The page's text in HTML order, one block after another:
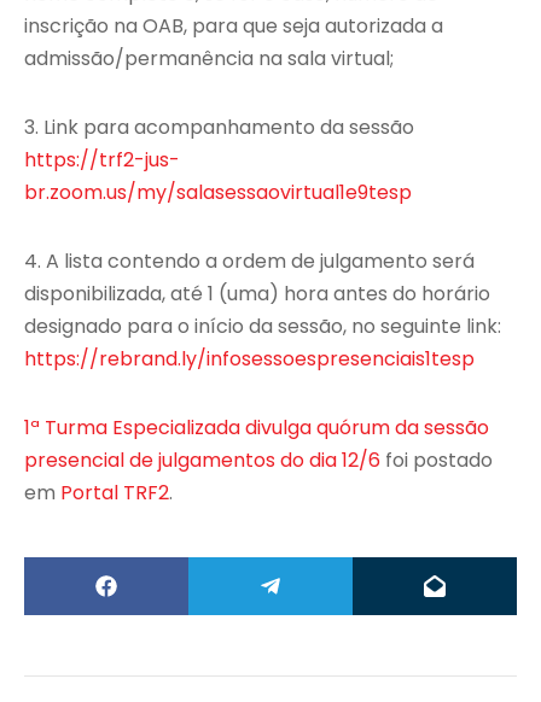
inscrição na OAB, para que seja autorizada a
admissão/permanência na sala virtual;
3. Link para acompanhamento da sessão
https://trf2-jus-
br.zoom.us/my/salasessaovirtual1e9tesp
4. A lista contendo a ordem de julgamento será
disponibilizada, até 1 (uma) hora antes do horário
designado para o início da sessão, no seguinte link:
https://rebrand.ly/infosessoespresenciais1tesp
1ª Turma Especializada divulga quórum da sessão
presencial de julgamentos do dia 12/6 foi postado
em Portal TRF2.